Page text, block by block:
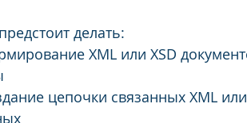
делать:
XML или XSD
цепочки связанных XML